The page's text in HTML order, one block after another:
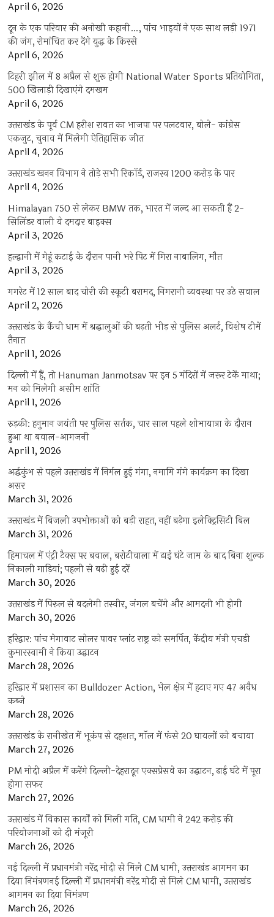
April 6, 2026
दून के एक परिवार की अनोखी कहानी…, पांच भाइयों ने एक साथ लड़ी 1971
की जंग, रोमांचित कर देंगे युद्ध के किस्से
April 6, 2026
टिहरी झील में 8 अप्रैल से शुरू होगी National Water Sports प्रतियोगिता,
500 खिलाड़ी दिखाएंगे दमखम
April 6, 2026
उत्तराखंड के पूर्व CM हरीश रावत का भाजपा पर पलटवार, बोले- कांग्रेस
एकजुट, चुनाव में मिलेगी ऐतिहासिक जीत
April 4, 2026
उत्तराखंड खनन विभाग ने तोड़े सभी रिकॉर्ड, राजस्व 1200 करोड़ के पार
April 4, 2026
Himalayan 750 से लेकर BMW तक, भारत में जल्द आ सकती हैं 2-
सिलिंडर वाली ये दमदार बाइक्स
April 3, 2026
हल्द्वानी में गेहूं कटाई के दौरान पानी भरे पिट में गिरा नाबालिग, मौत
April 3, 2026
गगरेट में 12 साल बाद चोरी की स्कूटी बरामद, निगरानी व्यवस्था पर उठे सवाल
April 2, 2026
उत्तराखंड के कैंची धाम में श्रद्धालुओं की बढ़ती भीड़ से पुलिस अलर्ट, विशेष टीमें
तैनात
April 1, 2026
दिल्ली में हैं, तो Hanuman Janmotsav पर इन 5 मंदिरों में जरूर टेकें माथा;
मन को मिलेगी असीम शांति
April 1, 2026
रुड़की: हनुमान जयंती पर पुलिस सर्तक, चार साल पहले शोभायात्रा के दौरान
हुआ था बवाल-आगजनी
April 1, 2026
अर्द्धकुंभ से पहले उत्तराखंड में निर्मल हुई गंगा, नमामि गंगे कार्यक्रम का दिखा
असर
March 31, 2026
उत्तराखंड में बिजली उपभोक्ताओं को बड़ी राहत, नहीं बढ़ेगा इलेक्ट्रिसिटी बिल
March 31, 2026
हिमाचल में एंट्री टैक्स पर बवाल, बरोटीवाला में ढाई घंटे जाम के बाद बिना शुल्क
निकाली गाड़ियां; पहली से बढ़ी हुई दरें
March 30, 2026
उत्तराखंड में पिरुल से बदलेगी तस्वीर, जंगल बचेंगे और आमदनी भी होगी
March 30, 2026
हरिद्वार: पांच मेगावाट सोलर पावर प्लांट राष्ट्र को समर्पित, केंद्रीय मंत्री एचडी
कुमारस्वामी ने किया उद्घाटन
March 28, 2026
हरिद्वार में प्रशासन का Bulldozer Action, भेल क्षेत्र में हटाए गए 47 अवैध
कब्जे
March 28, 2026
उत्तराखंड के रानीखेत में भूकंप से दहशत, मॉल में फंसे 20 घायलों को बचाया
March 27, 2026
PM मोदी अप्रैल में करेंगे दिल्ली-देहरादून एक्सप्रेसवे का उद्घाटन, ढाई घंटे में पूरा
होगा सफर
March 27, 2026
उत्तराखंड में विकास कार्यों को मिली गति, CM धामी ने 242 करोड़ की
परियोजनाओं को दी मंजूरी
March 26, 2026
नई दिल्ली में प्रधानमंत्री नरेंद्र मोदी से मिले CM धामी, उत्तराखंड आगमन का
दिया निमंत्रणनई दिल्ली में प्रधानमंत्री नरेंद्र मोदी से मिले CM धामी, उत्तराखंड
आगमन का दिया निमंत्रण
March 26, 2026